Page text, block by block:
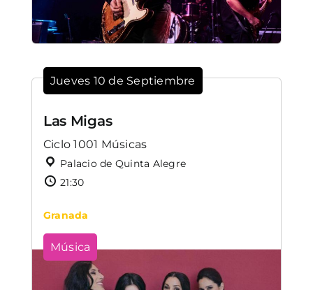
Jueves 10 de Septiembre
Las Migas
Ciclo 1001 Músicas
Palacio de Quinta Alegre
21:30
Granada
Música